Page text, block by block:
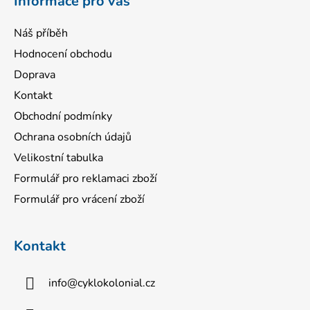
Náš příběh
Hodnocení obchodu
Doprava
Kontakt
Obchodní podmínky
Ochrana osobních údajů
Velikostní tabulka
Formulář pro reklamaci zboží
Formulář pro vrácení zboží
Kontakt
info@cyklokolonial.cz